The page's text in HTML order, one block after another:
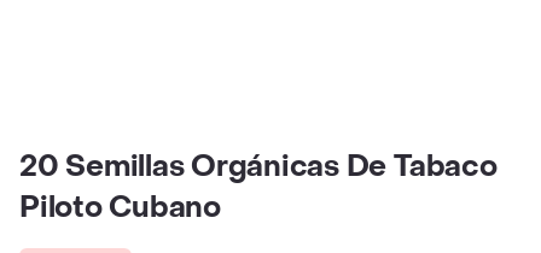
20 Semillas Orgánicas De Tabaco
Piloto Cubano